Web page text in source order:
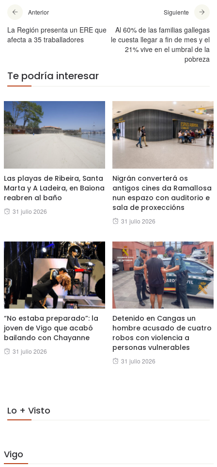
Anterior
La Región presenta un ERE que
afecta a 35 traballadores
Siguiente
Al 60% de las familias gallegas
le cuesta llegar a fin de mes y el
21% vive en el umbral de la
pobreza
Te podría interesar
Las playas de Ribeira, Santa
Marta y A Ladeira, en Baiona
reabren al baño
Posted
31 julio 2026
Nigrán converterá os
antigos cines da Ramallosa
nun espazo con auditorio e
sala de proxeccións
Posted
31 julio 2026
“No estaba preparado”: la
joven de Vigo que acabó
bailando con Chayanne
Posted
31 julio 2026
Detenido en Cangas un
hombre acusado de cuatro
robos con violencia a
personas vulnerables
Posted
31 julio 2026
Lo + Visto
Vigo